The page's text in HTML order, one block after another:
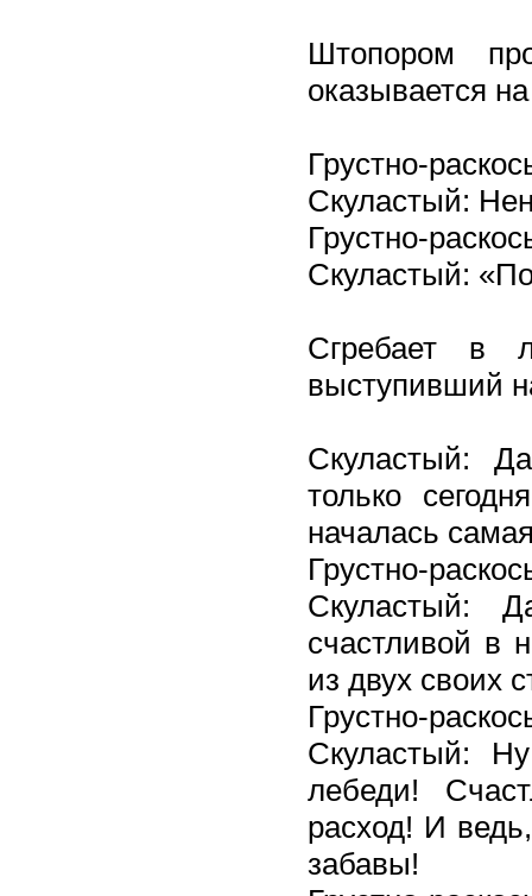
Штопором
оказывается
Грустно-
Скуластый:
Грустно-
Скуластый:
Сгребает в
выступивший
Скуластый:
только
началась
Грустно-
Скуластый:
счастливой в
из двух своих
Грустно-
Скуластый:
лебеди!
расход! И
забавы!